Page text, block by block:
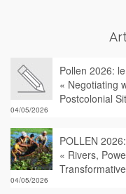
Pollen 2026:
« Negotiating
Postcolonial
04/05/2026
POLLEN
« Rivers,
04/05/2026